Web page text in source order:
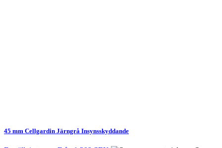
45 mm Cellgardin Järngrå Insynsskyddande